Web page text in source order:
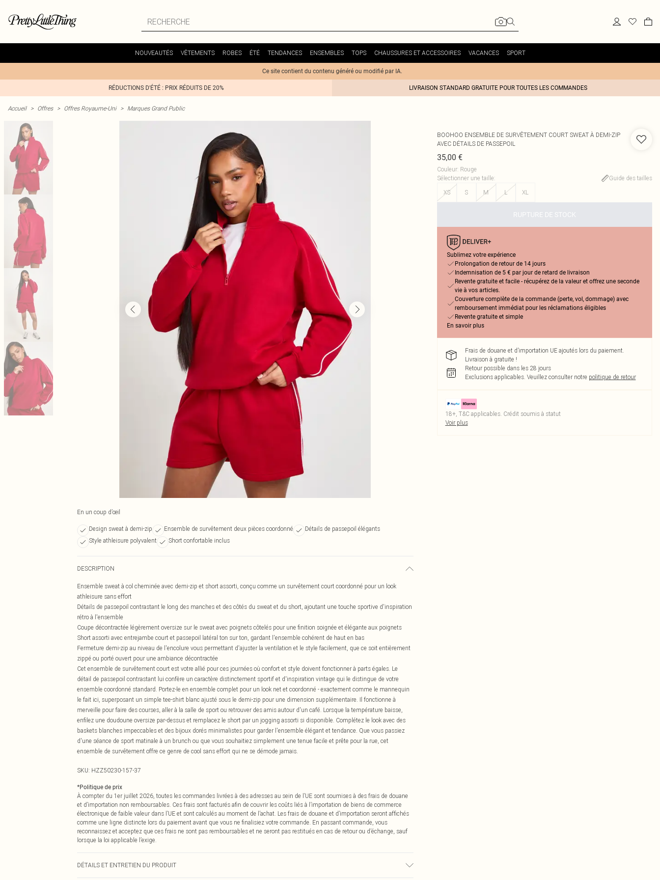
NOUVEAUTÉS VÊTEMENTS ROBES ÉTÉ TENDANCES ENSEMBLES TOPS CHAUSSURES ET ACCESSOIRES VACANCES SPORT
Ce site contient du contenu généré ou modifié par IA.
RÉDUCTIONS D'ÉTÉ : PRIX RÉDUITS DE 20% LIVRAISON STANDARD GRATUITE POUR TOUTES LES COMMANDES
Accueil > Offres > Offres Royaume-Uni > Marques Grand Public
En un coup d’œil
Design sweat à demi-zip Ensemble de survêtement deux pièces coordonné
Détails de passepoil élégants
Style athleisure polyvalent
Short confortable inclus
DESCRIPTION
Ensemble sweat à col cheminée avec demi-zip et short assorti, conçu comme un survêtement court coordonné pour un look
athleisure sans effort
Détails de passepoil contrastant le long des manches et des côtés du sweat et du short, ajoutant une touche sportive d'inspiration
rétro à l'ensemble
Coupe décontractée légèrement oversize sur le sweat avec poignets côtelés pour une finition soignée et élégante aux poignets
Short assorti avec entrejambe court et passepoil latéral ton sur ton, gardant l'ensemble cohérent de haut en bas
Fermeture demi-zip au niveau de l'encolure vous permettant d'ajuster la ventilation et le style facilement, que ce soit entièrement
zippé ou porté ouvert pour une ambiance décontractée
Cet ensemble de survêtement court est votre allié pour ces journées où confort et style doivent fonctionner à parts égales. Le
détail de passepoil contrastant lui confère un caractère distinctement sportif et d'inspiration vintage qui le distingue de votre
ensemble coordonné standard. Portez-le en ensemble complet pour un look net et coordonné - exactement comme le mannequin
le fait ici, superposant un simple tee-shirt blanc ajusté sous le demi-zip pour une dimension supplémentaire. Il fonctionne à
merveille pour faire des courses, aller à la salle de sport ou retrouver des amis autour d'un café. Lorsque la température baisse,
enfilez une doudoune oversize par-dessus et remplacez le short par un jogging assorti si disponible. Complétez le look avec des
baskets blanches impeccables et des bijoux dorés minimalistes pour garder l'ensemble élégant et tendance. Que vous passiez
d'une séance de sport matinale à un brunch ou que vous souhaitiez simplement une tenue facile et prête pour la rue, cet
ensemble de survêtement offre ce genre de cool sans effort qui ne se démode jamais.
SKU: HZZ50230-157-37
*Politique de prix
À compter du 1er juillet 2026, toutes les commandes livrées à des adresses au sein de l’UE sont soumises à des frais de douane
et d’importation non remboursables. Ces frais sont facturés afin de couvrir les coûts liés à l’importation de biens de commerce
électronique de faible valeur dans l’UE et sont calculés au moment de l’achat. Les frais de douane et d’importation seront affichés
comme une ligne distincte lors du paiement avant que vous ne finalisiez votre commande. En passant commande, vous
reconnaissez et acceptez que ces frais ne sont pas remboursables et ne seront pas restitués en cas de retour ou d’échange, sauf
lorsque la loi applicable l’exige.
DÉTAILS ET ENTRETIEN DU PRODUIT
BOOHOO ENSEMBLE DE SURVÊTEMENT COURT SWEAT À DEMI-ZIP
AVEC DÉTAILS DE PASSEPOIL
35,00 €
Couleur: Rouge
Sélectionner une taille:
Guide des tailles
XS
S M L XL
RUPTURE DE STOCK
Sublimez votre expérience
Prolongation de retour de 14 jours
Indemnisation de 5 € par jour de retard de livraison
Revente gratuite et facile - récupérez de la valeur et offrez une seconde
vie à vos articles.
Couverture complète de la commande (perte, vol, dommage) avec
remboursement immédiat pour les réclamations éligibles
Revente gratuite et simple
En savoir plus
Frais de douane et d’importation UE ajoutés lors du paiement.
Livraison à gratuite !
Retour possible dans les 28 jours
Exclusions applicables. Veuillez consulter notre politique de retour
18+, T&C applicables. Crédit soumis à statut
Voir plus